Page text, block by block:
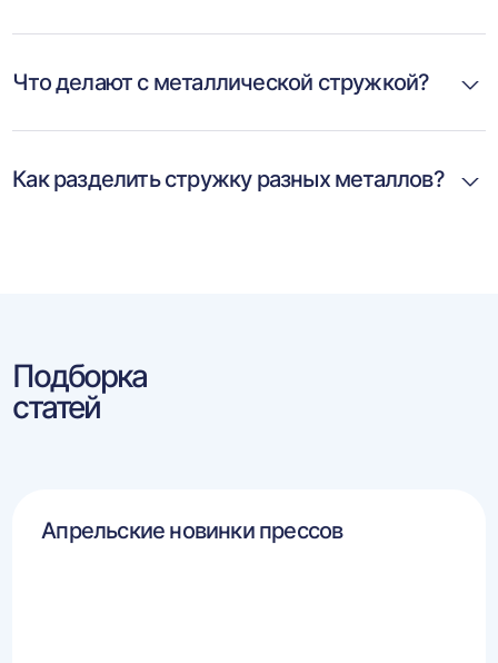
Что делают с металлической стружкой?
Как разделить стружку разных металлов?
Подборка
статей
Апрельские новинки прессов